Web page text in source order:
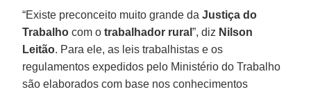
“Existe preconceito muito grande da Justiça do
Trabalho com otrabalhador rural”, diz Nilson
Leitão. Para ele, as leis trabalhistas e os
regulamentos expedidos pelo Ministério do Trabalho
são elaborados com base nos conhecimentos